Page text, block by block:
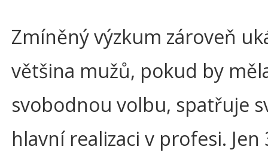
Zmíněný výzkum zároveň
většina mužů, pokud by
svobodnou volbu, spatřuje
hlavní realizaci v profesi. Jen